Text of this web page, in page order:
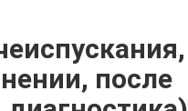
после